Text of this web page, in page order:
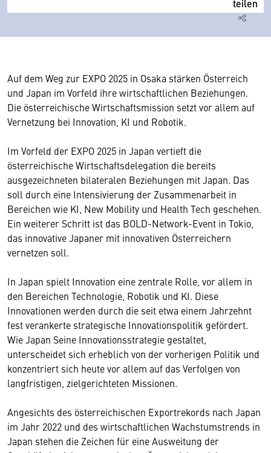
teilen
Auf dem Weg zur EXPO 2025 in Osaka stärken Österreich
und Japan im Vorfeld ihre wirtschaftlichen Beziehungen.
Die österreichische Wirtschaftsmission setzt vor allem auf
Vernetzung bei Innovation, KI und Robotik.
Im Vorfeld der EXPO 2025 in Japan vertieft die
österreichische Wirtschaftsdelegation die bereits
ausgezeichneten bilateralen Beziehungen mit Japan. Das
soll durch eine Intensivierung der Zusammenarbeit in
Bereichen wie KI, New Mobility und Health Tech geschehen.
Ein weiterer Schritt ist das BOLD-Network-Event in Tokio,
das innovative Japaner mit innovativen Österreichern
vernetzen soll.
In Japan spielt Innovation eine zentrale Rolle, vor allem in
den Bereichen Technologie, Robotik und KI. Diese
Innovationen werden durch die seit etwa einem Jahrzehnt
fest verankerte strategische Innovationspolitik gefördert.
Wie Japan Seine Innovationsstrategie gestaltet,
unterscheidet sich erheblich von der vorherigen Politik und
konzentriert sich heute vor allem auf das Verfolgen von
langfristigen, zielgerichteten Missionen.
Angesichts des österreichischen Exportrekords nach Japan
im Jahr 2022 und des wirtschaftlichen Wachstumstrends in
Japan stehen die Zeichen für eine Ausweitung der